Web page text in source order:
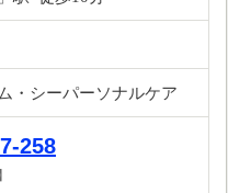
・シーパーソナルケア
258